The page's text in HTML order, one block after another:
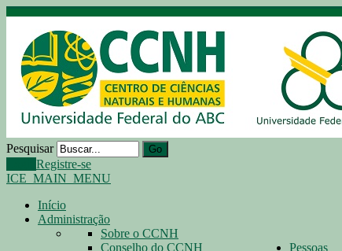
Pesquisar Go
Registre-se
ICE_MAIN_MENU
Início
Administração
Sobre o CCNH
Conselho do CCNH
Pessoas